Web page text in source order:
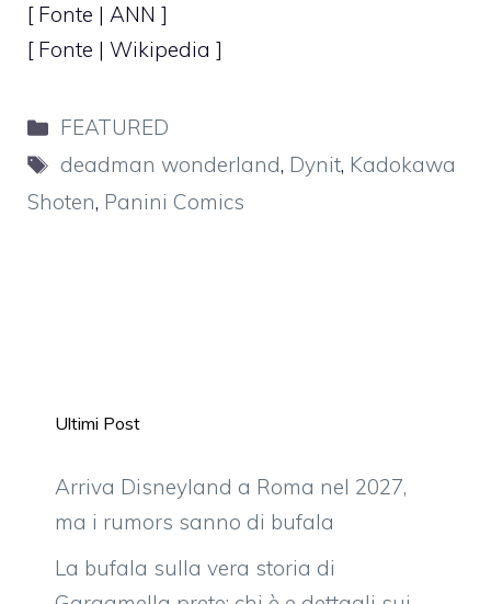
[ Fonte | ANN ]
[ Fonte | Wikipedia ]
Categorie
FEATURED
Tag
deadman wonderland, Dynit, Kadokawa
Shoten, Panini Comics
Ultimi Post
Arriva Disneyland a Roma nel 2027,
ma i rumors sanno di bufala
La bufala sulla vera storia di